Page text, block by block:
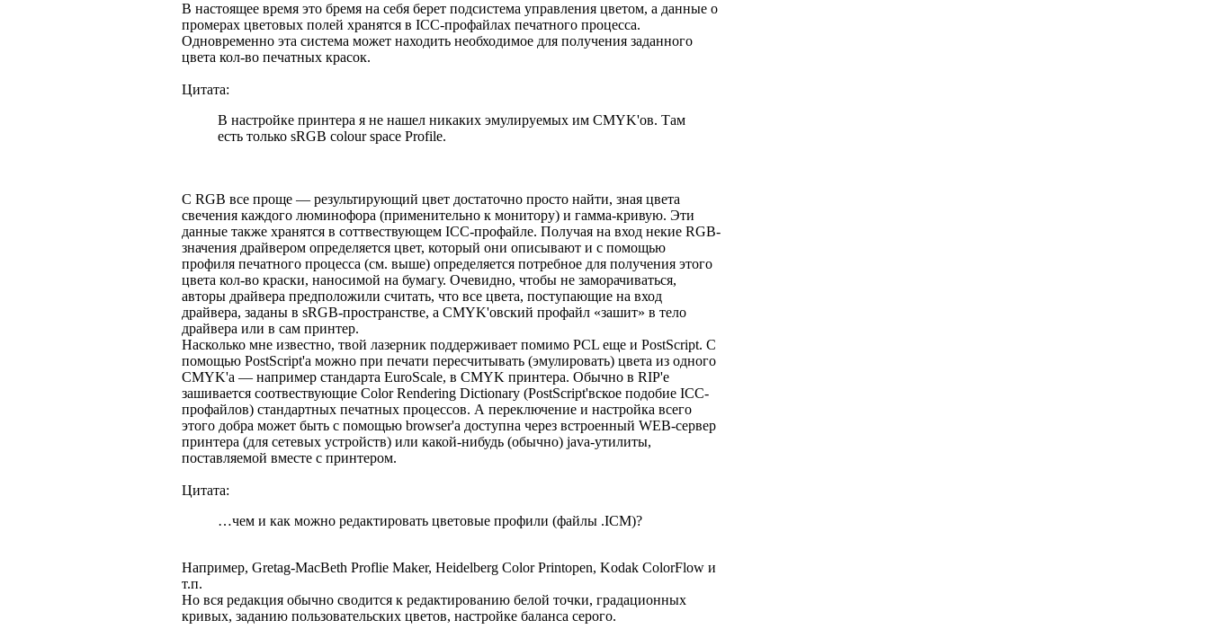
В настоящее время это бремя на себя берет подсистема управления цветом, а данные о
промерах цветовых полей хранятся в ICC-профайлах печатного процесса.
Одновременно эта система может находить необходимое для получения заданного
цвета кол-во печатных красок.
Цитата:
В настройке принтера я не нашел никаких эмулируемых им CMYK'ов. Там
есть только sRGB colour space Profile.
C RGB все проще — результирующий цвет достаточно просто найти, зная цвета
свечения каждого люминофора (применительно к монитору) и гамма-кривую. Эти
данные также хранятся в соттвествующем ICC-профайле. Получая на вход некие RGB-
значения драйвером определяется цвет, который они описывают и с помощью
профиля печатного процесса (см. выше) определяется потребное для получения этого
цвета кол-во краски, наносимой на бумагу. Очевидно, чтобы не заморачиваться,
авторы драйвера предположили считать, что все цвета, поступающие на вход
драйвера, заданы в sRGB-пространстве, а CMYK'овский профайл «зашит» в тело
драйвера или в сам принтер.
Насколько мне известно, твой лазерник поддерживает помимо PCL еще и PostScript. С
помощью PostScript'а можно при печати пересчитывать (эмулировать) цвета из одного
CMYK'а — например стандарта EuroScale, в CMYK принтера. Обычно в RIP'е
зашивается соотвествующие Color Rendering Dictionary (PostScript'вское подобие ICC-
профайлов) стандартных печатных процессов. А переключение и настройка всего
этого добра может быть с помощью browser'а доступна через встроенный WEB-сервер
принтера (для сетевых устройств) или какой-нибудь (обычно) java-утилиты,
поставляемой вместе с принтером.
Цитата:
…чем и как можно редактировать цветовые профили (файлы .ICM)?
Например, Gretag-MacBeth Proflie Maker, Heidelberg Color Printopen, Kodak ColorFlow и
т.п.
Но вся редакция обычно сводится к редактированию белой точки, градационных
кривых, заданию пользовательских цветов, настройке баланса серого.